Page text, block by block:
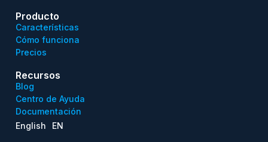
Producto
Características
Cómo funciona
Precios
Recursos
Blog
Centro de Ayuda
Documentación
English
EN